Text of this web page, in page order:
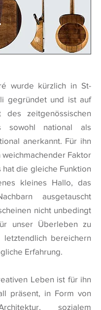
wurde kürzlich in St-
gegründet und ist auf
des zeitgenössischen
sowohl national als
anerkannt. Für ihn
weichmachender Faktor
hat die gleiche Funktion
kleines Hallo, das
ausgetauscht
nicht unbedingt
unser Überleben zu
bereichern
Erfahrung.
Leben ist für ihn
präsent, in Form von
sozialem